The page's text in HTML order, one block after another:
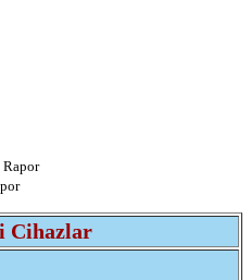
Rapor
Cihazlar